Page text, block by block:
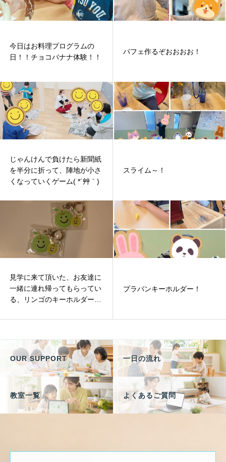
今日はお料理プログラムの
日！！チョコバナナ体験！！
パフェ作るぞおおおお！
じゃんけんで負けたら新聞紙
を半分に折って、陣地が小さ
くなっていくゲーム( *´艸｀)
スライム～！
見学に来て頂いた、お友達に
一緒に連れ帰ってもらってい
る、リンゴのキーホルダーで
プラバンキーホルダー！
OUR SUPPORT 一日の流れ
教室一覧 よくあるご質問